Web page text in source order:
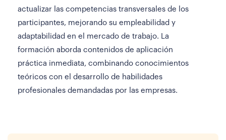
actualizar las competencias transversales de los
participantes, mejorando su empleabilidad y
adaptabilidad en el mercado de trabajo. La
formación aborda contenidos de aplicación
práctica inmediata, combinando conocimientos
teóricos con el desarrollo de habilidades
profesionales demandadas por las empresas.